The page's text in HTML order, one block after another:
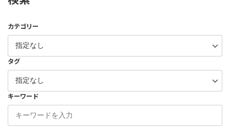
カテゴリー
タグ
キーワード